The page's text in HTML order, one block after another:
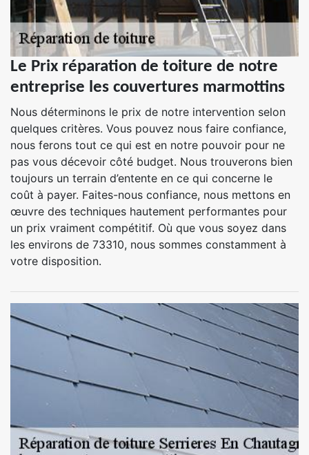
Le Prix réparation de toiture de notre
entreprise les couvertures marmottins
Nous déterminons le prix de notre intervention selon
quelques critères. Vous pouvez nous faire confiance,
nous ferons tout ce qui est en notre pouvoir pour ne
pas vous décevoir côté budget. Nous trouverons bien
toujours un terrain d’entente en ce qui concerne le
coût à payer. Faites-nous confiance, nous mettons en
œuvre des techniques hautement performantes pour
un prix vraiment compétitif. Où que vous soyez dans
les environs de 73310, nous sommes constamment à
votre disposition.